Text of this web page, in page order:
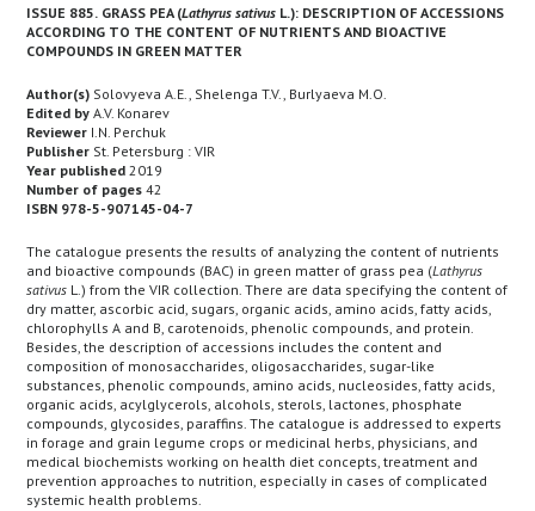
ISSUE 885. GRASS PEA (Lathyrus sativus L.): DESCRIPTION OF ACCESSIONS
ACCORDING TO THE CONTENT OF NUTRIENTS AND BIOACTIVE
COMPOUNDS IN GREEN MATTER
Author(s) Solovyeva A.E., Shelenga T.V., Burlyaeva M.O.
Edited by A.V. Konarev
Reviewer I.N. Perchuk
Publisher St. Petersburg : VIR
Year published 2019
Number of pages 42
ISBN 978-5-907145-04-7
The catalogue presents the results of analyzing the content of nutrients
and bioactive compounds (BAC) in green matter of grass pea (Lathyrus
sativus L.) from the VIR collection. There are data specifying the content of
dry matter, ascorbic acid, sugars, organic acids, amino acids, fatty acids,
chlorophylls A and B, carotenoids, phenolic compounds, and protein.
Besides, the description of accessions includes the content and
composition of monosaccharides, oligosaccharides, sugar-like
substances, phenolic compounds, amino acids, nucleosides, fatty acids,
organic acids, acylglycerols, alcohols, sterols, lactones, phosphate
compounds, glycosides, paraffins. The catalogue is addressed to experts
in forage and grain legume crops or medicinal herbs, physicians, and
medical biochemists working on health diet concepts, treatment and
prevention approaches to nutrition, especially in cases of complicated
systemic health problems.